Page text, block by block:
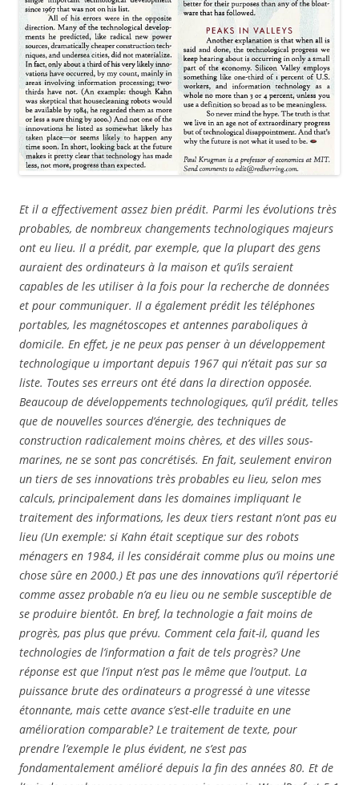
Et il a effectivement assez bien prédit. Parmi les évolutions très
probables, de nombreux changements technologiques majeurs
ont eu lieu. Il a prédit, par exemple, que la plupart des gens
auraient des ordinateurs à la maison et qu’ils seraient
capables de les utiliser à la fois pour la recherche de données
et pour communiquer. Il a également prédit les téléphones
portables, les magnétoscopes et antennes paraboliques à
domicile. En effet, je ne peux pas penser à un développement
technologique u important depuis 1967 qui n’était pas sur sa
liste. Toutes ses erreurs ont été dans la direction opposée.
Beaucoup de développements technologiques, qu’il prédit, telles
que de nouvelles sources d’énergie, des techniques de
construction radicalement moins chères, et des villes sous-
marines, ne se sont pas concrétisés. En fait, seulement environ
un tiers de ses innovations très probables eu lieu, selon mes
calculs, principalement dans les domaines impliquant le
traitement des informations, les deux tiers restant n’ont pas eu
lieu (Un exemple: si Kahn était sceptique sur des robots
ménagers en 1984, il les considérait comme plus ou moins une
chose sûre en 2000.) Et pas une des innovations qu’il répertorié
comme assez probable n’a eu lieu ou ne semble susceptible de
se produire bientôt. En bref, la technologie a fait moins de
progrès, pas plus que prévu. Comment cela fait-il, quand les
technologies de l’information a fait de tels progrès? Une
réponse est que l’input n’est pas le même que l’output. La
puissance brute des ordinateurs a progressé à une vitesse
étonnante, mais cette avance s’est-elle traduite en une
amélioration comparable? Le traitement de texte, pour
prendre l’exemple le plus évident, ne s’est pas
fondamentalement amélioré depuis la fin des années 80. Et de